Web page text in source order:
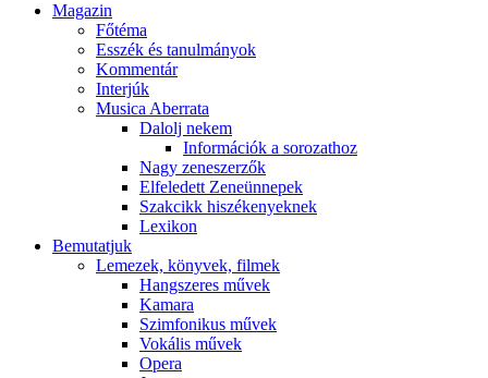
Magazin
Főtéma
Esszék és tanulmányok
Kommentár
Interjúk
Musica Aberrata
Dalolj nekem
Információk a sorozathoz
Nagy zeneszerzők
Elfeledett Zeneünnepek
Szakcikk hiszékenyeknek
Lexikon
Bemutatjuk
Lemezek, könyvek, filmek
Hangszeres művek
Kamara
Szimfonikus művek
Vokális művek
Opera